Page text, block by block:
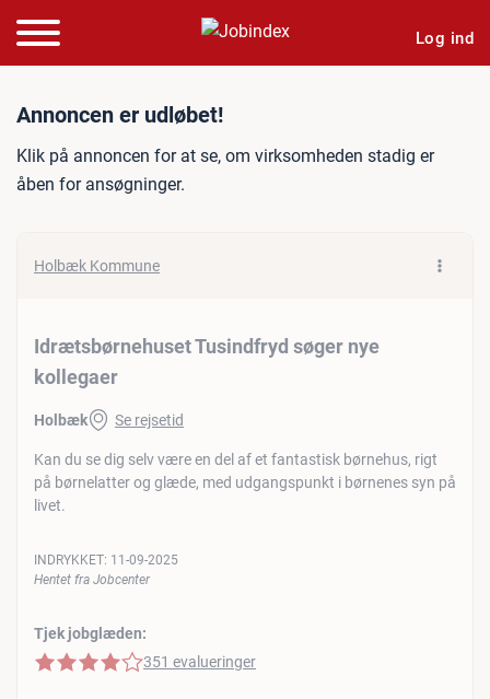
Log ind
Jobannonce:
Annoncen er udløbet!
Klik på annoncen for at se, om virksomheden stadig er
åben for ansøgninger.
Holbæk Kommune
Idrætsbørnehuset Tusindfryd søger nye
kollegaer
Holbæk Se rejsetid
Kan du se dig selv være en del af et fantastisk børnehus, rigt
på børnelatter og glæde, med udgangspunkt i børnenes syn på
livet.
Tjek jobglæden:
4 af 5 stjerner
351 evalueringer
INDRYKKET: 11-09-2025
Hentet fra Jobcenter